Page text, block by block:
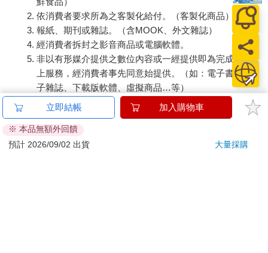
依消費者要求所為之客製化給付。（客製化商品）
報紙、期刊或雜誌。（含MOOK、外文雜誌）
經消費者拆封之影音商品或電腦軟體。
非以有形媒介提供之數位內容或一經提供即為完成之線
上服務，經消費者事先同意始提供。（如：電子書、電
子雜誌、下載版軟體、虛擬商品…等）
已拆封之個人衛生用品。（如：內衣褲、刮鬍刀、除毛
刀…等）
若非上列種類商品，均享有到貨7天的猶豫期（含例假
日）。
立即結帳 加入購物車
※ 本品無額外回饋
預計 2026/09/02 出貨
大量採購